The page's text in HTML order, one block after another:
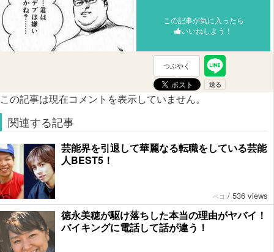
この記事が気に入ったら
いいねしよう！
つぶやく
この記事は現在コメントを表示していません。
関連する記事
芸能界を引退して華麗なる転職をしている芸能
人BEST5！
ペコ / 536 views
徳永美穂が駆け落ちした本当の理由がヤバイ！
バイキングに電話して話が違う！